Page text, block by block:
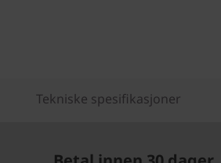
Tekniske spesifikasjoner